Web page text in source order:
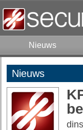
Nieuws
Nieuws